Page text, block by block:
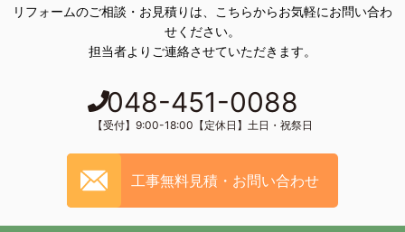
リフォームのご相談・お見積りは、こちらからお気軽にお問い合わ
せください。
担当者よりご連絡させていただきます。
048-451-0088
【受付】9:00-18:00【定休日】土日・祝祭日
工事無料見積・お問い合わせ